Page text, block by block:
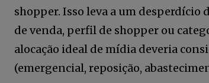
shopper. Isso leva a um desperdício
de venda, perfil de shopper ou
alocação ideal de mídia deveria
(emergencial, reposição,